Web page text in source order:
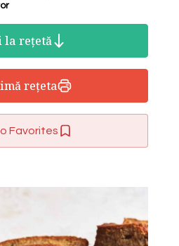
la rețetă
rețeta
Favorites